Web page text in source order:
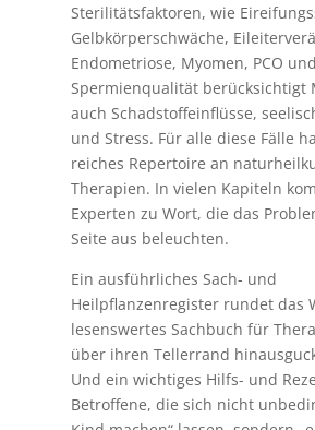
Sterilitätsfaktoren, wie
Gelbkörperschwäche,
Endometriose, Myomen, PCO
Spermienqualität berücksichtigt
auch Schadstoffeinflüsse,
und Stress. Für alle diese Fälle
reiches Repertoire an
Therapien. In vielen Kapiteln
Experten zu Wort, die das
Seite aus beleuchten.
Ein ausführliches Sach- und
Heilpflanzenregister rundet das
lesenswertes Sachbuch für
über ihren Tellerrand
Und ein wichtiges Hilfs- und
Betroffene, die sich nicht